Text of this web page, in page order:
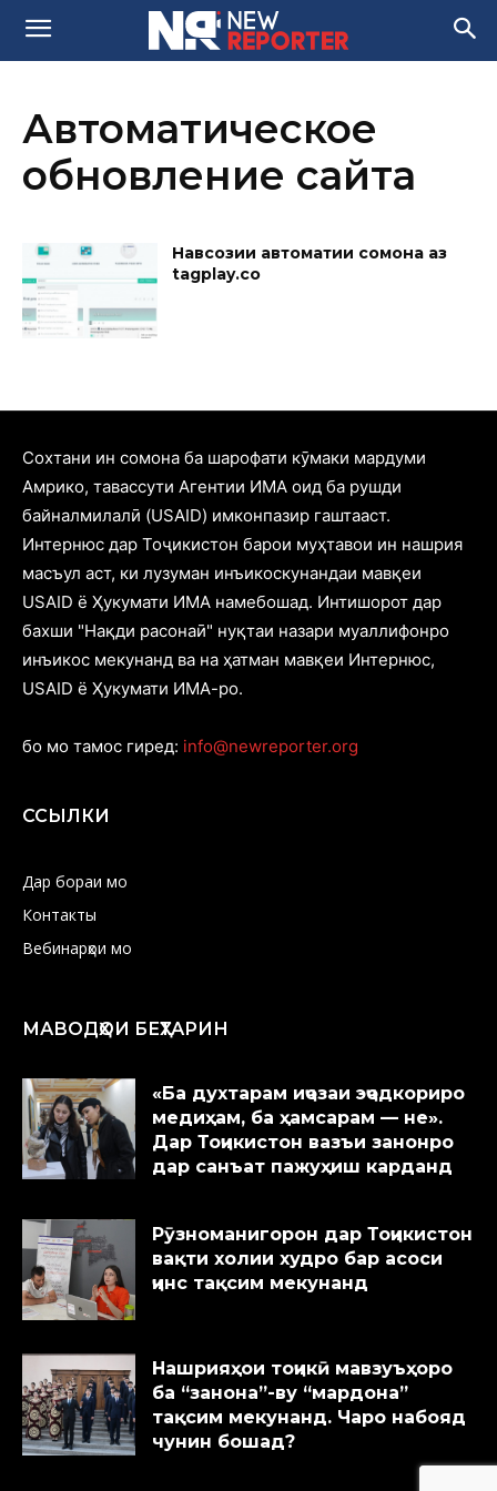
Автоматическое
обновление сайта
Навсозии автоматии сомона аз
tagplay.co
Cохтани ин сомона ба шарофати кӯмаки мардуми
Амрико, тавассути Агентии ИМА оид ба рушди
байналмилалӣ (USAID) имконпазир гаштааст.
Интернюс дар Тоҷикистон барои муҳтавои ин нашрия
масъул аст, ки лузуман инъикоскунандаи мавқеи
USAID ё Ҳукумати ИМА намебошад. Интишорот дар
бахши "Нақди расонаӣ" нуқтаи назари муаллифонро
инъикос мекунанд ва на ҳатман мавқеи Интернюс,
USAID ё Ҳукумати ИМА-ро.
бо мо тамос гиред: info@newreporter.org
ССЫЛКИ
Дар бораи мо
Контакты
Вебинарҳои мо
МАВОДҲОИ БЕҲТАРИН
«Ба духтарам иҷозаи эҷодкориро
медиҳам, ба ҳамсарам — не».
Дар Тоҷикистон вазъи занонро
дар санъат пажуҳиш карданд
Рӯзноманигорон дар Тоҷикистон
вақти холии худро бар асоси
ҷинс тақсим мекунанд
Нашрияҳои тоҷикӣ мавзуъҳоро
ба “занона”-ву “мардона”
тақсим мекунанд. Чаро набояд
чунин бошад?